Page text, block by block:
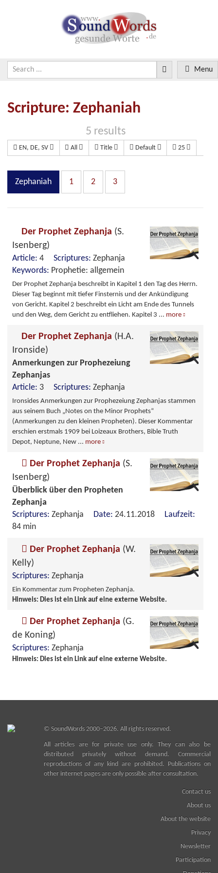
Menu
Scripture: Zephaniah
5 results
EN, DE, SV All Title Default 25
Zephaniah 1 2 3
Der Prophet Zephanja (S.
Isenberg)
Article: 4 Scriptures: Zephanja
Keywords: Prophetie: allgemein
Der Prophet Zephanja beschreibt in Kapitel 1 den Tag des Herrn.
Dieser Tag beginnt mit tiefer Finsternis und der Ankündigung
von Gericht. Kapitel 2 beschreibt ein Licht am Ende des Tunnels
und den Weg, dem Gericht zu entfliehen. Kapitel 3 ... more
Der Prophet Zephanja (H.A.
Ironside)
Anmerkungen zur Prophezeiung
Zephanjas
Article: 3 Scriptures: Zephanja
Ironsides Anmerkungen zur Prophezeiung Zephanjas stammen
aus seinem Buch „Notes on the Minor Prophets“
(Anmerkungen zu den kleinen Propheten). Dieser Kommentar
erschien erstmals 1909 bei Loizeaux Brothers, Bible Truth
Depot, Neptune, New ... more
Der Prophet Zephanja (S.
Isenberg)
Überblick über den Propheten
Zephanja
Scriptures: Zephanja Date: 24.11.2018 Laufzeit:
84 min
Der Prophet Zephanja (W.
Kelly)
Scriptures: Zephanja
Ein Kommentar zum Propheten Zephanja.
Hinweis: Dies ist ein Link auf eine externe Website.
Der Prophet Zephanja (G.
de Koning)
Scriptures: Zephanja
Hinweis: Dies ist ein Link auf eine externe Website.
© SoundWords2000–2026. All rights reserved.
All articles are for private use only. They can also be
distributed privately without demand. Commercial
reproductions of any kind are prohibited. Publications on
other internet pages are only possible after consultation.
Contact us
About us
About the website
Privacy
Newsletter
Participation